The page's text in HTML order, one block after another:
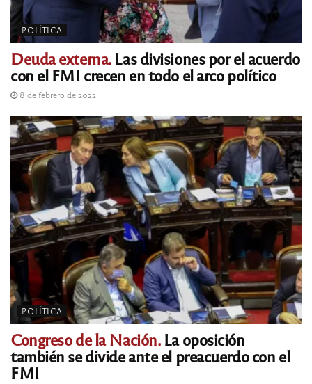
POLÍTICA
Deuda externa.Las divisiones por el acuerdo
con el FMI crecen en todo el arco político
8 de febrero de 2022
POLÍTICA
Congreso de la Nación.La oposición
también se divide ante el preacuerdo con el
FMI